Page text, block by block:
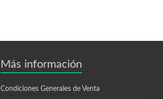
Más información
Condiciones Generales de Venta